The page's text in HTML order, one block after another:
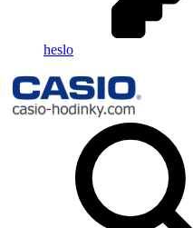
heslo